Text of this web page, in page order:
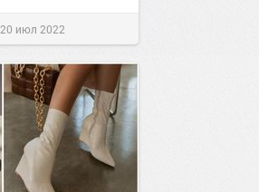
20 июл 2022